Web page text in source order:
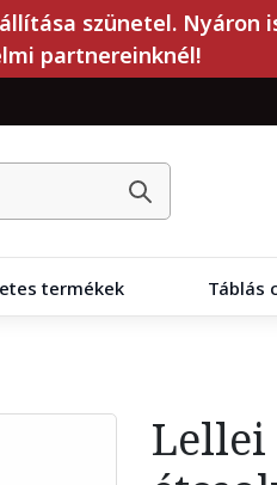
szünetel. Nyáron
partnereinknél!
termékek Táblás
Lellei